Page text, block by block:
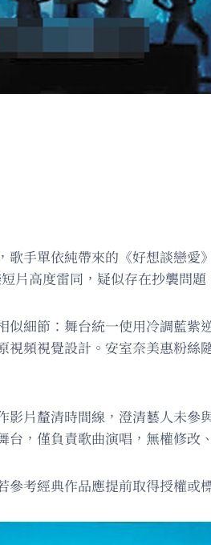
歌手單依純帶來的《好想談戀
片高度雷同，疑似存在抄襲問題
細節：舞台統一使用冷調藍
視頻視覺設計。安室奈美惠粉
片釐清時間線，澄清藝人未
，僅負責歌曲演唱，無權修改
考經典作品應提前取得授權或